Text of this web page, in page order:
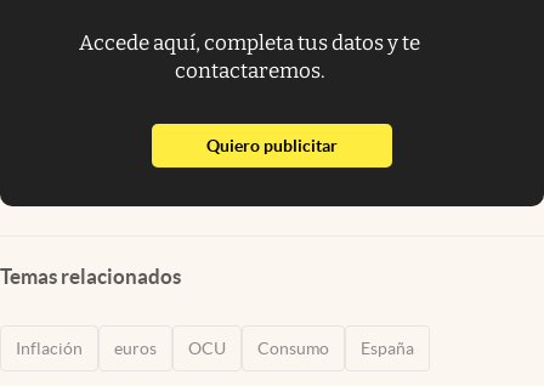
Accede aquí, completa tus datos y te
contactaremos.
Quiero publicitarabre en nueva pestaña
Temas relacionados
Inflación euros OCU Consumo España